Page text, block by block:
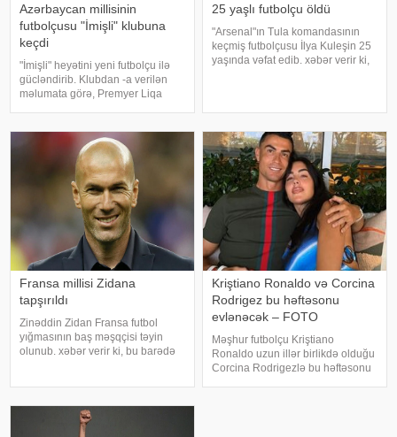
Azərbaycan millisinin
futbolçusu "İmişli" klubuna
keçdi
"İmişli" heyətini yeni futbolçu ilə
gücləndirib. Klubdan -a verilən
məlumata görə, Premyer Liqa
mövsümün sonunadək icarə
əsasında heyətinə qatıb. Ötən
25 yaşlı futbolçu öldü
"Arsenal"ın Tula komandasının
keçmiş futbolçusu İlya Kuleşin 25
yaşında vəfat edib. xəbər verir ki,
Fransa millisi Zidana
tapşırıldı
Zinəddin Zidan Fransa futbol
yığmasının baş məşqçisi təyin
olunub. xəbər verir ki, bu barədə
ilə 2030-cu ildə keçiriləcək Futbo
Kriştiano Ronaldo və Corcina
Rodrigez bu həftəsonu
evlənəcək – FOTO
Məşhur futbolçu Kriştiano
Ronaldo uzun illər birlikdə olduğu
Corcina Rodrigezlə bu həftəsonu